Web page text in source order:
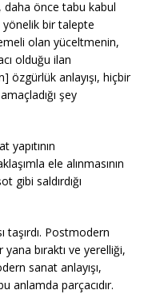
daha önce tabu kabul
bir talepte
olan yüceltmenin,
olduğu ilan
anlayışı, hiçbir
şey
ele alınmasının
gibi saldırdığı
taşırdı. Postmodern
yana bıraktı ve yerelliği,
sanat anlayışı,
anlamda parçacıdır.